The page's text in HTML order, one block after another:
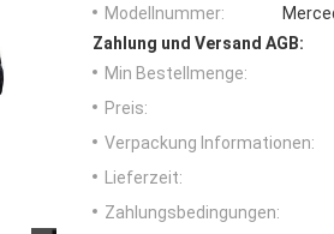
Modellnummer:
Zahlung und Versand AGB:
Min Bestellmenge:
Preis:
Verpackung Informationen:
Lieferzeit:
Zahlungsbedingungen: